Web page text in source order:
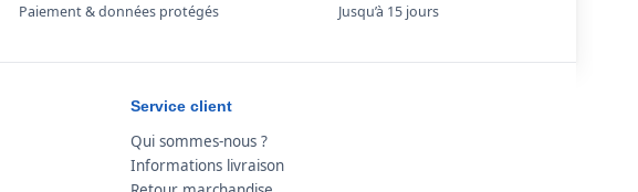
Paiement & données protégés Jusqu’à 15 jours
Service client
Qui sommes-nous ?
Informations livraison